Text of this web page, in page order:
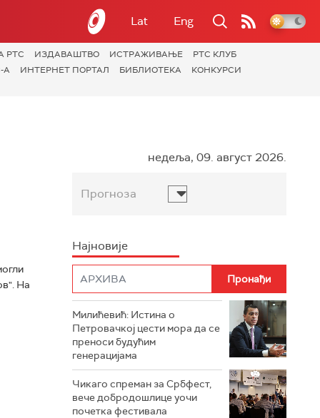
Lat Eng
РТС ИЗДАВАШТВО ИСТРАЖИВАЊЕ
РТС КЛУБ
А ИНТЕРНЕТ ПОРТАЛ БИБЛИОТЕКА
КОНКУРСИ
На
недеља, 09. август 2026.
Прогноза
Најновије
Милићевић: Истина о
Петровачкој цести мора да се
преноси будућим
генерацијама
Чикаго спреман за Србфест,
вече добродошлице уочи
почетка фестивала